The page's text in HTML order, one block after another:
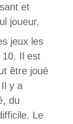
et
joueur.
jeux les
10. Il est
être joué
y a
du
Le